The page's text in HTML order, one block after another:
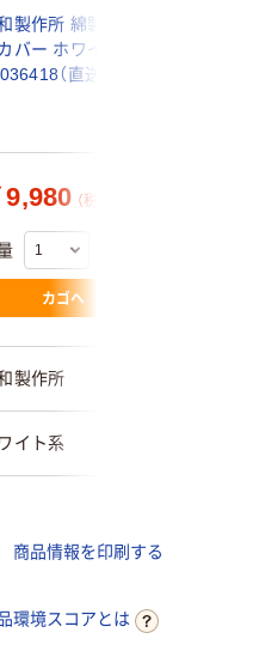
製作所 綿製診察
バー ホワイト
（直送品）
9,980 （税込）
カゴへ
製作所
イト系
商品情報を印刷する
環境スコアとは